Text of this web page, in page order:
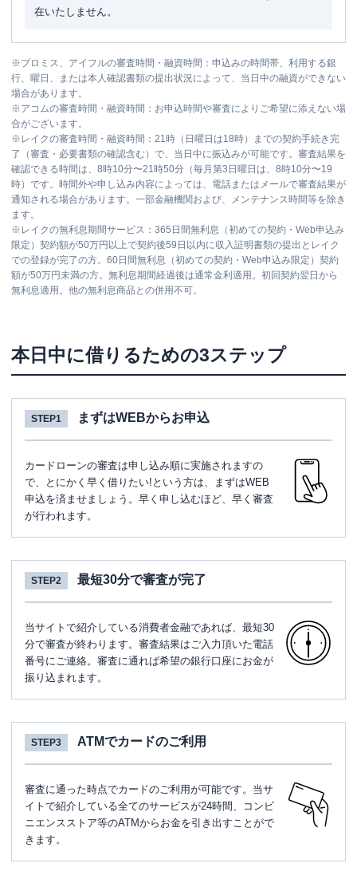
在いたしません。
※プロミス、アイフルの審査時間・融資時間：申込みの時間帯、利用する銀
行、曜日、または本人確認書類の提出状況によって、当日中の融資ができない
場合があります。
※アコムの審査時間・融資時間：お申込時間や審査によりご希望に添えない場
合がございます。
※ レイクの審査時間・融資時間：21時（日曜日は18時）までの契約手続き完
了（審査・必要書類の確認含む）で、当日中に振込みが可能です。審査結果を
確認できる時間は、8時10分〜21時50分（毎月第3日曜日は、8時10分〜19
時）です。時間外や申し込み内容によっては、電話またはメールで審査結果が
通知される場合があります。一部金融機関および、メンテナンス時間等を除き
ます。
※ レイクの無利息期間サービス：365日間無利息（初めての契約・Web申込み
限定）契約額が50万円以上で契約後59日以内に収入証明書類の提出とレイク
での登録が完了の方。60日間無利息（初めての契約・Web申込み限定）契約
額が50万円未満の方。無利息期間経過後は通常金利適用。初回契約翌日から
無利息適用。他の無利息商品との併用不可。
本日中に借りるための3ステップ
STEP1 まずはWEBからお申込
カードローンの審査は申し込み順に実施されますの
で、とにかく早く借りたい!という方は、まずはWEB
申込を済ませましょう。早く申し込むほど、早く審査
が行われます。
STEP2 最短30分で審査が完了
当サイトで紹介している消費者金融であれば、最短30
分で審査が終わります。審査結果はご入力頂いた電話
番号にご連絡。審査に通れば希望の銀行口座にお金が
振り込まれます。
STEP3 ATMでカードのご利用
審査に通った時点でカードのご利用が可能です。当サ
イトで紹介している全てのサービスが24時間、コンビ
ニエンスストア等のATMからお金を引き出すことがで
きます。